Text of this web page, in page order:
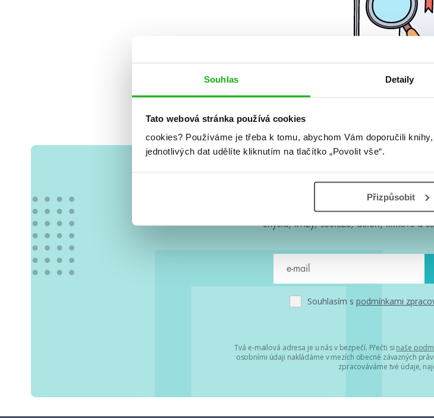
Souhlas Detaily
Tato webová stránka používá cookies
cookies? Používáme je třeba k tomu, abychom Vám doporučili
jednotlivých dat udělíte kliknutím na tlačítko „Povolit vše“.
Přizpůsobit
Vše kolem #youngadult každý měsíc
chystá, kvízy, soutěže, autoři, filmové a
Souhlasím s podmínkami
Tvá e-mailová adresa je u nás v bezpečí. Přečti si naše
osobními údaji nakládáme v mezích obecně závazných
zpracováváme tvé údaje,